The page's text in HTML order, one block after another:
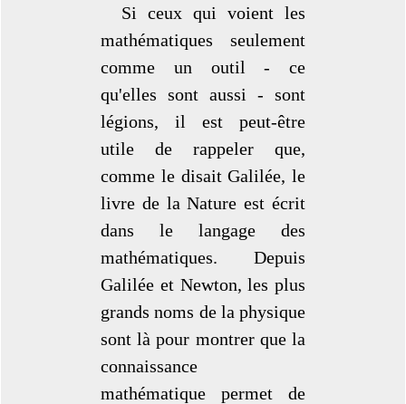
Si ceux qui voient les
mathématiques seulement
comme un outil - ce
qu'elles sont aussi - sont
légions, il est peut-être
utile de rappeler que,
comme le disait Galilée, le
livre de la Nature est écrit
dans le langage des
mathématiques. Depuis
Galilée et Newton, les plus
grands noms de la physique
sont là pour montrer que la
connaissance
mathématique permet de